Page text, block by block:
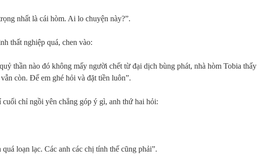
nhất là cái hòm. Ai lo chuyện này?”.
thất nghiệp quá, chen vào:
thần nào đó không mấy người chết từ đại dịch bùng phát, nhà hòm Tobia thấy
còn. Để em ghé hỏi và đặt tiền luôn”.
cuối chỉ ngồi yên chẳng góp ý gì, anh thứ hai hỏi:
loạn lạc. Các anh các chị tính thế cũng phải”.